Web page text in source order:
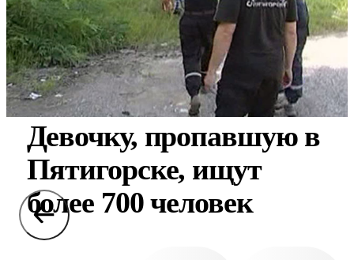
Девочку, пропавшую в
Пятигорске, ищут
более 700 человек